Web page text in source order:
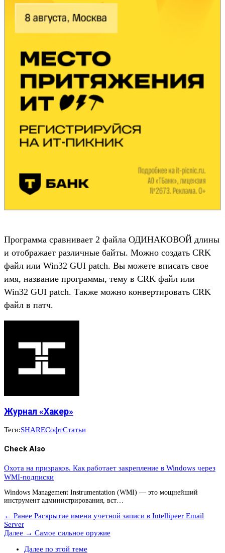
Программа сравнивает 2 файла ОДИНАКОВОЙ длины
и отображает различные байты. Можно создать CRK
файл или Win32 GUI patch. Вы можете вписать свое
имя, название программы, тему в CRK файл или
Win32 GUI patch. Также можно конвертировать CRK
файл в патч.
Журнал «Хакер»
Теги:SHAREСофтСтатьи
Check Also
Охота на призраков. Как работает закрепление в Windows через
WMI-подписки
Windows Management Instrumentation (WMI) — это мощнейший
инструмент администрирования, вст…
← Ранее Раскрытие имени учетной записи в Intellipeer Email
Server
Далее → Самое сильное оружие
Далее по этой теме